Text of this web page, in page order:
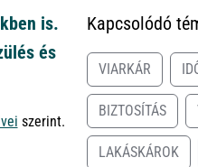
is.
és
szerint.
Kapcsolódó
VIARKÁR
BIZTOSÍTÁS
LAKÁSKÁROK